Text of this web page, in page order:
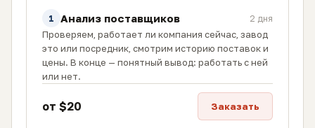
1 Анализ поставщиков 2 дня
Проверяем, работает ли компания сейчас, завод
это или посредник, смотрим историю поставок и
цены. В конце — понятный вывод: работать с ней
или нет.
от $20 Заказать